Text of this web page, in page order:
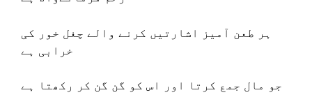
ہر طعن آمیز اشارتیں کرنے والے چغل خور کی
خرابی ہے
جو مال جمع کرتا اور اس کو گن گن کر رکھتا ہے